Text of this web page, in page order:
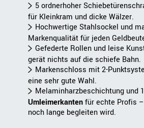
5 ordnerhoher
für Kleinkram und dicke Wälzer.
Hochwertige Stahlsockel und
Markenqualität für jeden
Gefederte Rollen und leise
gerät nichts auf die schiefe Bahn.
Markenschloss mit 2-
eine sehr gute Wahl.
Melaminharzbeschichtung und
Umleimerkantenfür echte Profis
noch lange begleiten wird.